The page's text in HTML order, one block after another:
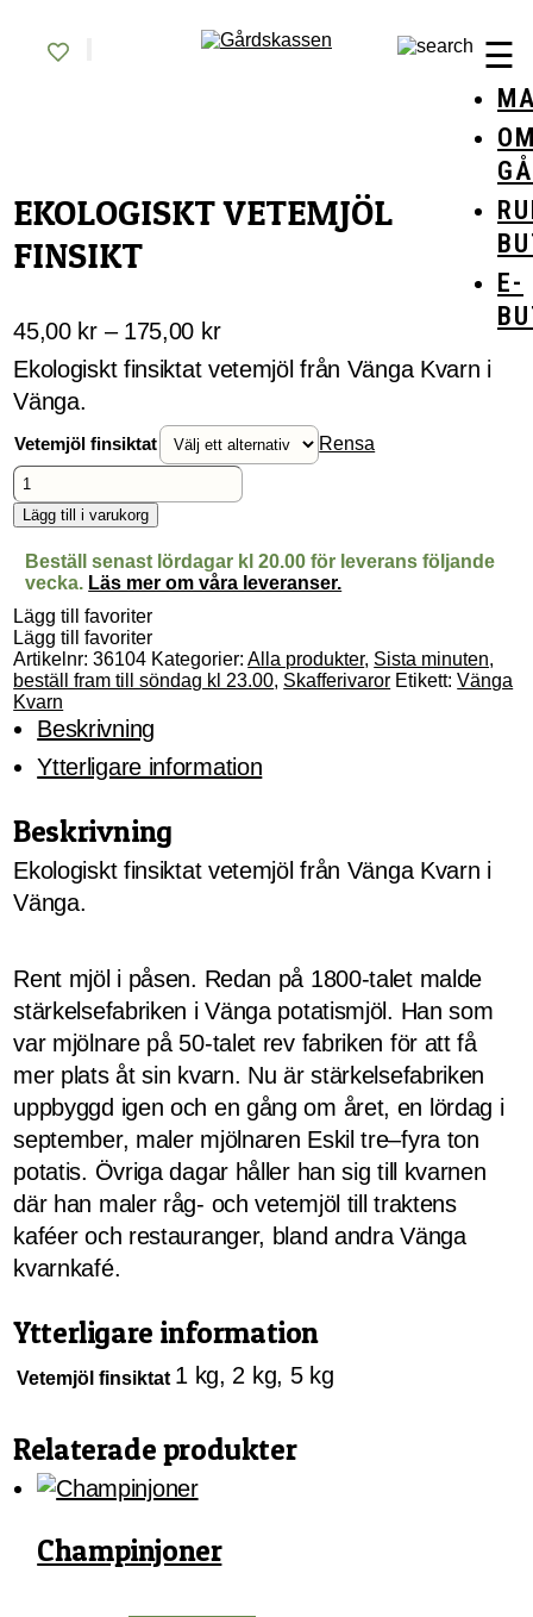
content
☰
E-
EKOLOGISKT VETEMJÖL
FINSIKT
45,00 kr – 175,00 krPrisintervall:
45,00 kr
175,00 kr
Ekologiskt finsiktat vetemjöl från Vänga Kvarn i
Vänga.
Vetemjöl finsiktat
Rensa
Ekologiskt
vetemjöl
finsikt
Lägg till i varukorg
Beställ senast lördagar kl 20.00 för leverans följande
vecka. Läs mer om våra leveranser.
Lägg till favoriter
Lägg till favoriter
Artikelnr:36104 Kategorier:Alla produkter, Sista minuten,
beställ fram till söndag kl 23.00, Skafferivaror Etikett:Vänga
Kvarn
Beskrivning
Ytterligare information
Beskrivning
Ekologiskt finsiktat vetemjöl från Vänga Kvarn i
Vänga.
Rent mjöl i påsen. Redan på 1800-talet malde
stärkelsefabriken i Vänga potatismjöl. Han som
var mjölnare på 50-talet rev fabriken för att få
mer plats åt sin kvarn. Nu är stärkelsefabriken
uppbyggd igen och en gång om året, en lördag i
september, maler mjölnaren Eskil tre–fyra ton
potatis. Övriga dagar håller han sig till kvarnen
där han maler råg- och vetemjöl till traktens
kaféer och restauranger, bland andra Vänga
kvarnkafé.
Ytterligare information
Vetemjöl finsiktat 1 kg, 2 kg, 5 kg
Relaterade produkter
Champinjoner